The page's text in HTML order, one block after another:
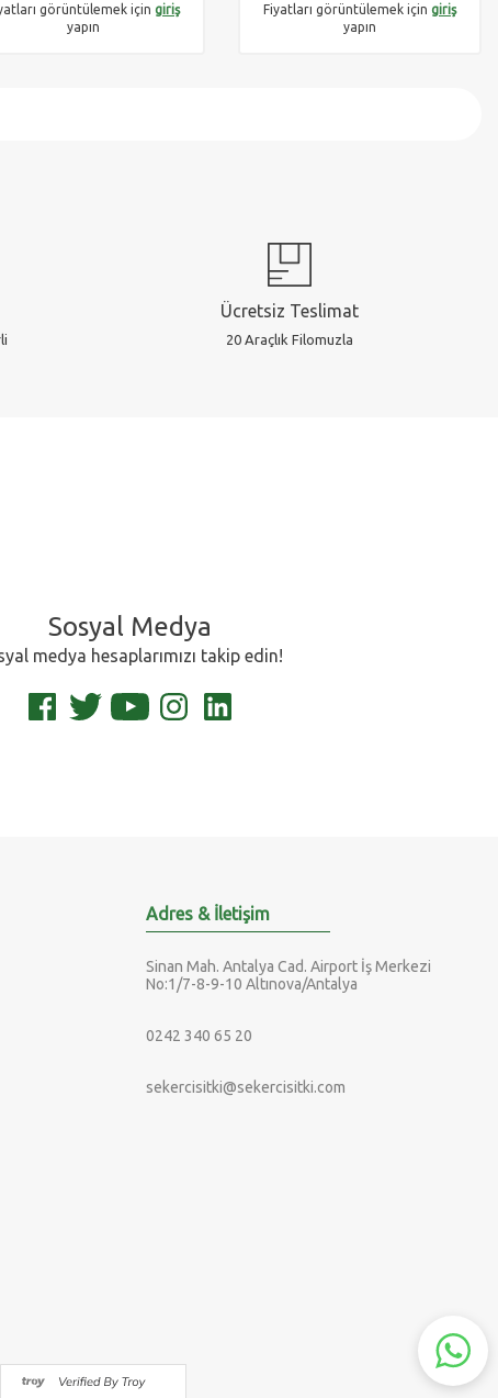
görüntülemek için giriş
yapın
Fiyatları görüntülemek için giriş
yapın
Ücretsiz Teslimat
20 Araçlık Filomuzla
Sosyal Medya
medya hesaplarımızı takip edin!
Adres & İletişim
Sinan Mah. Antalya Cad. Airport İş Merkezi
No:1/7-8-9-10 Altınova/Antalya
0242 340 65 20
sekercisitki@sekercisitki.com